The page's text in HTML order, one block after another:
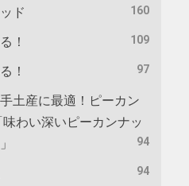
ド
160
！ 109
！ 97
土産に最適！ピーカン
わい深いピーカンナッ
94
94